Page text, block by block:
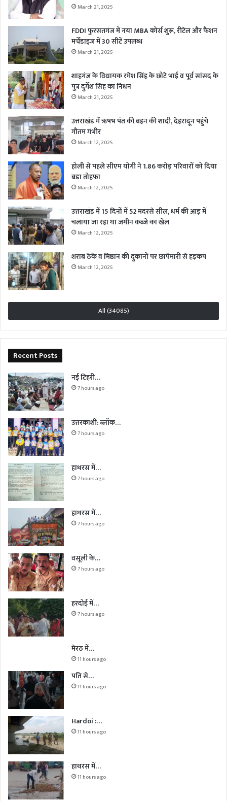
March 21, 2025
FDDI फुरसतगंज में नया MBA कोर्स शुरू, रीटेल और फैशन
मर्चेंडाइज में 30 सीटें उपलब्ध
March 21, 2025
शाहगंज के विधायक रमेश सिंह के छोटे भाई व पूर्व सांसद के
पुत्र दुर्गेश सिंह का निधन
March 21, 2025
उत्तराखंड में ऋषभ पंत की बहन की शादी, देहरादून पहुंचे
गौतम गंभीर
March 12, 2025
होली से पहले सीएम योगी ने 1.86 करोड़ परिवारों को दिया
बड़ा तोहफा
March 12, 2025
उत्तराखंड में 15 दिनों में 52 मदरसे सील, धर्म की आड़ में
चलाया जा रहा था जमीन कब्जे का खेल
March 12, 2025
शराब ठेके व मिष्ठान की दुकानों पर छापेमारी से हड़कंप
March 12, 2025
All (34085)
Recent Posts
नई टिहरी…
7 hours ago
उत्तरकाशी: ब्लॉक…
7 hours ago
हाथरस में…
7 hours ago
हाथरस में…
7 hours ago
वसूली के…
7 hours ago
हरदोई में…
7 hours ago
मेरठ में…
11 hours ago
पति से…
11 hours ago
Hardoi :…
11 hours ago
हाथरस में…
11 hours ago